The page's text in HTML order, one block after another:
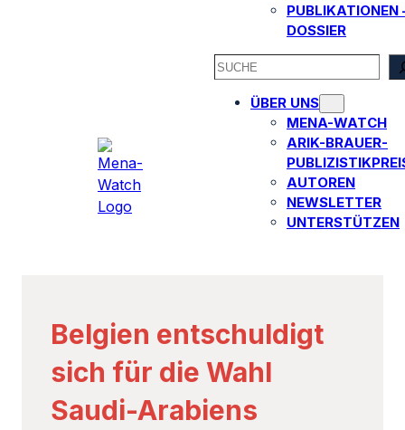
PUBLIKATIONEN
DOSSIER
SEARCH
ÜBER UNS
MENA-WATCH
ARIK-BRAUER-
AUTOREN​
NEWSLETTER
UNTERSTÜTZEN
Belgien entschuldigt
sich für die Wahl
Saudi-Arabiens